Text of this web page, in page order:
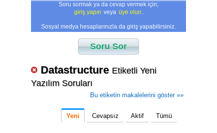
Soru sormak ya da cevap vermek için;
giriş yapın veya üye olun
Sosyal medya hesaplarınızla da giriş yapabilirsiniz.
Soru Sor
Datastructure Etiketli Yeni
Yazılım Soruları
Bu etiketin makalelerini göster »»
Yeni Cevapsız Aktif Tümü